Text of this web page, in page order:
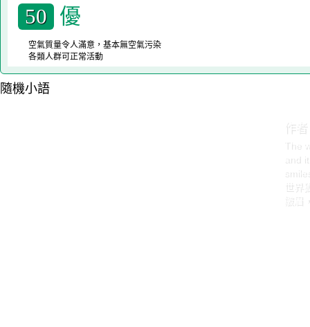
50 優
空氣質量令人滿意，基本無空氣污染
各類人群可正常活動
隨機小語
作
The
and
世界
皺